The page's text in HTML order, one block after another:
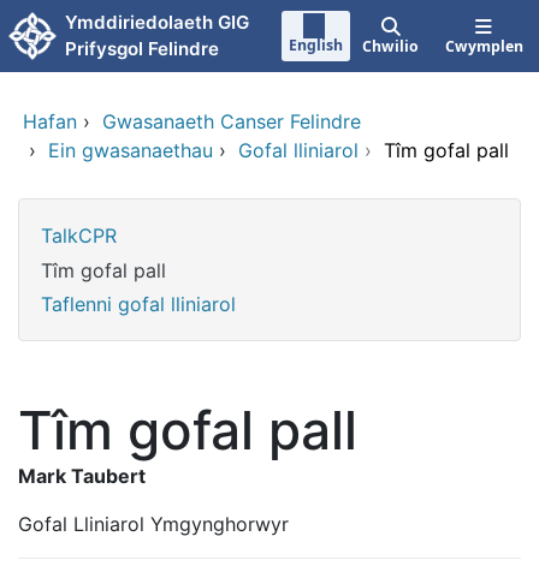
Neidio i'r prif gynnwy
Ymddiriedolaeth GIG
Prifysgol Felindre
English Chwilio Cwymplen
Hafan › Gwasanaeth Canser Felindre
› Ein gwasanaethau › Gofal lliniarol › Tîm gofal pall
TalkCPR
Tîm gofal pall
Taflenni gofal lliniarol
Tîm gofal pall
Mark Taubert
Gofal Lliniarol Ymgynghorwyr